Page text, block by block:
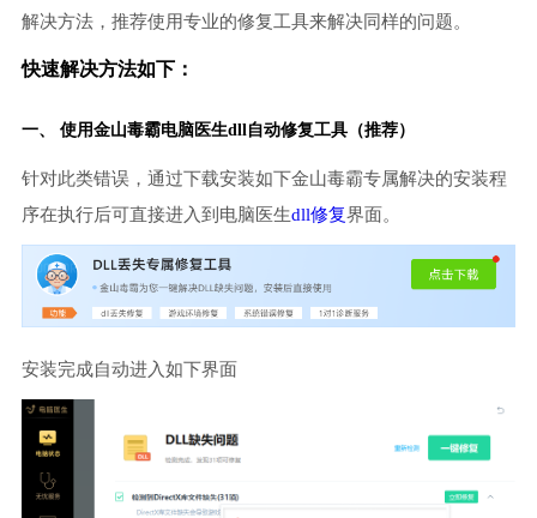
解决方法，推荐使用专业的修复工具来解决同样的问题。
快速解决方法如下：
一、 使用金山毒霸电脑医生dll自动修复工具（推荐）
针对此类错误，通过下载安装如下金山毒霸专属解决的安装程
序在执行后可直接进入到电脑医生dll修复界面。
安装完成自动进入如下界面